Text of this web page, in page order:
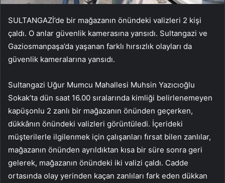
SULTANGAZİ’de bir mağazanın önündeki valizleri 2 kişi
çaldı. O anlar güvenlik kamerasına yansıdı. Sultangazi ve
Gaziosmanpaşa’da yaşanan farklı hırsızlık olayları da
güvenlik kameralarına yansıdı.
Sultangazi Uğur Mumcu Mahallesi Muhsin Yazıcıoğlu
Sokak’ta dün saat 16.00 sıralarında kimliği belirlenemeyen
kapüşonlu 2 zanlı bir mağazanın önünden geçerken,
dükkânın önündeki valizleri görüntüledi. İçerideki
müşterilerle ilgilenmek için çalışanları fırsat bilen zanlılar,
mağazanın önünden ayrıldıktan kısa bir süre sonra geri
gelerek, mağazanın önündeki iki valizi çaldı. Cadde
ortasında olay yerinden kaçan zanlıları fark eden dükkan